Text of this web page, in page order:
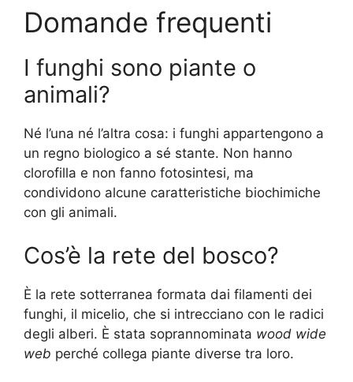
Domande frequenti
I funghi sono piante o
animali?
Né l’una né l’altra cosa: i funghi appartengono a
un regno biologico a sé stante. Non hanno
clorofilla e non fanno fotosintesi, ma
condividono alcune caratteristiche biochimiche
con gli animali.
Cos’è la rete del bosco?
È la rete sotterranea formata dai filamenti dei
funghi, il micelio, che si intrecciano con le radici
degli alberi. È stata soprannominata wood wide
web perché collega piante diverse tra loro.